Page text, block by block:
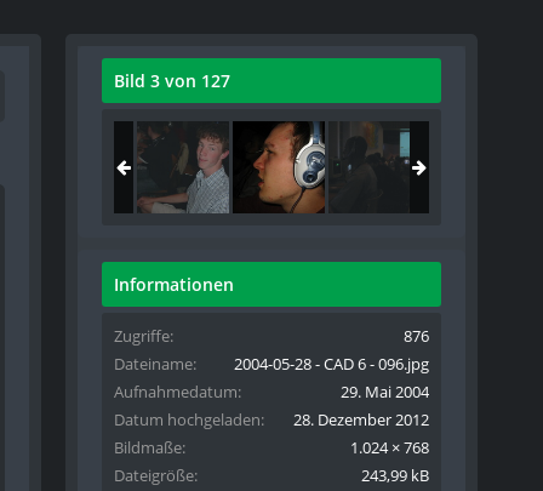
Bild 3 von 127
Informationen
Zugriffe
876
Dateiname
2004-05-28 - CAD 6 - 096.jpg
Aufnahmedatum
29. Mai 2004
Datum hochgeladen
28. Dezember 2012
Bildmaße
1.024 × 768
Dateigröße
243,99 kB